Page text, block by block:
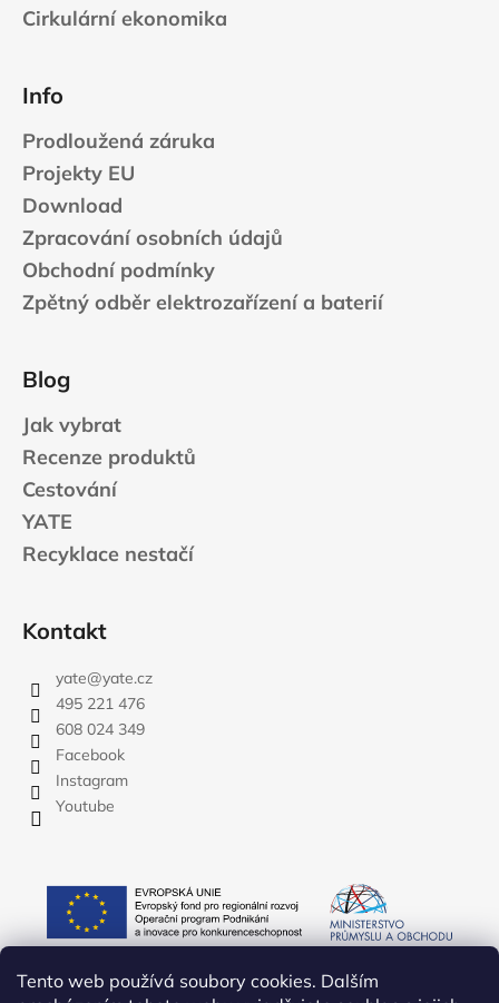
Tento web používá soubory cookies. Dalším
Cirkulární ekonomika
Info
Prodloužená záruka
Projekty EU
Download
Zpracování osobních údajů
Obchodní podmínky
Zpětný odběr elektrozařízení a baterií
Blog
Jak vybrat
Recenze produktů
Cestování
YATE
Recyklace nestačí
Kontakt
yate@yate.cz
495 221 476
608 024 349
Facebook
Instagram
Youtube